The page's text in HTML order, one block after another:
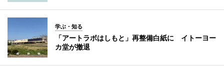
学ぶ・知る
「アートラボはしもと」再整備白紙に イトーヨー
カ堂が撤退